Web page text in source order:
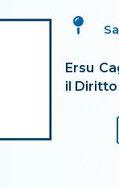

Ersu
il